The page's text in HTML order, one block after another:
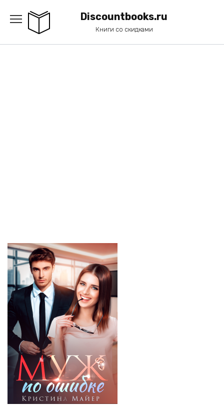
содержанию
Discountbooks.ru
Книги со скидками